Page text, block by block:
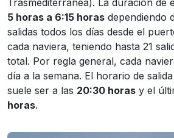
5 horas a 6:15 horas dependiendo
salidas todos los días desde el
cada naviera, teniendo hasta 21
total. Por regla general, cada
día a la semana. El horario de
suele ser a las 20:30 horas y el
horas.